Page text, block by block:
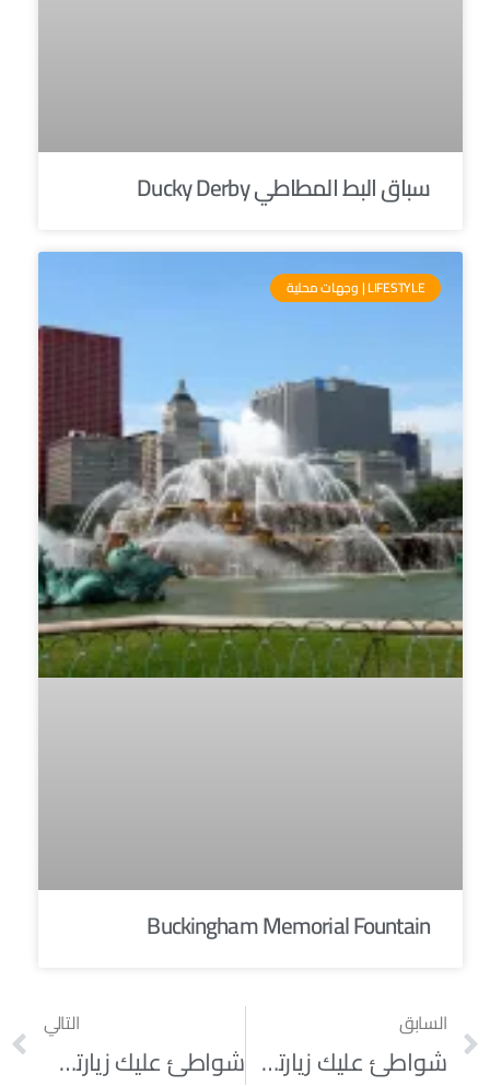
سباق البط المطاطي Ducky Derby
LIFESTYLE | وجهات محلية
Buckingham Memorial Fountain
السابق
شواطئ عليك زيارتها في شيكاغو الجزء 1
التالي
شواطئ عليك زيارتها في شيكاغو الجزء 3